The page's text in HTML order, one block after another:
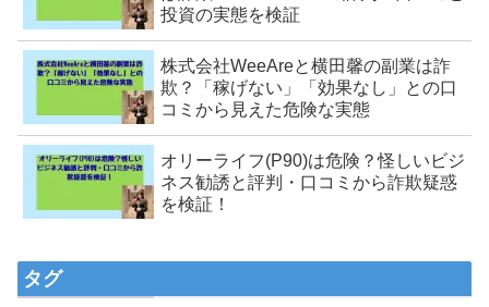
投資の実態を検証
株式会社WeeAreと横田馨の副業は詐
欺？「稼げない」「効果なし」との口
コミから見えた危険な実態
オリーライフ(P90)は危険？怪しいビジ
ネス勧誘と評判・口コミから詐欺疑惑
を検証！
タグ